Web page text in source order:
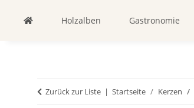
Holzalben Gastronomie
Zurück zur Liste Startseite Kerzen